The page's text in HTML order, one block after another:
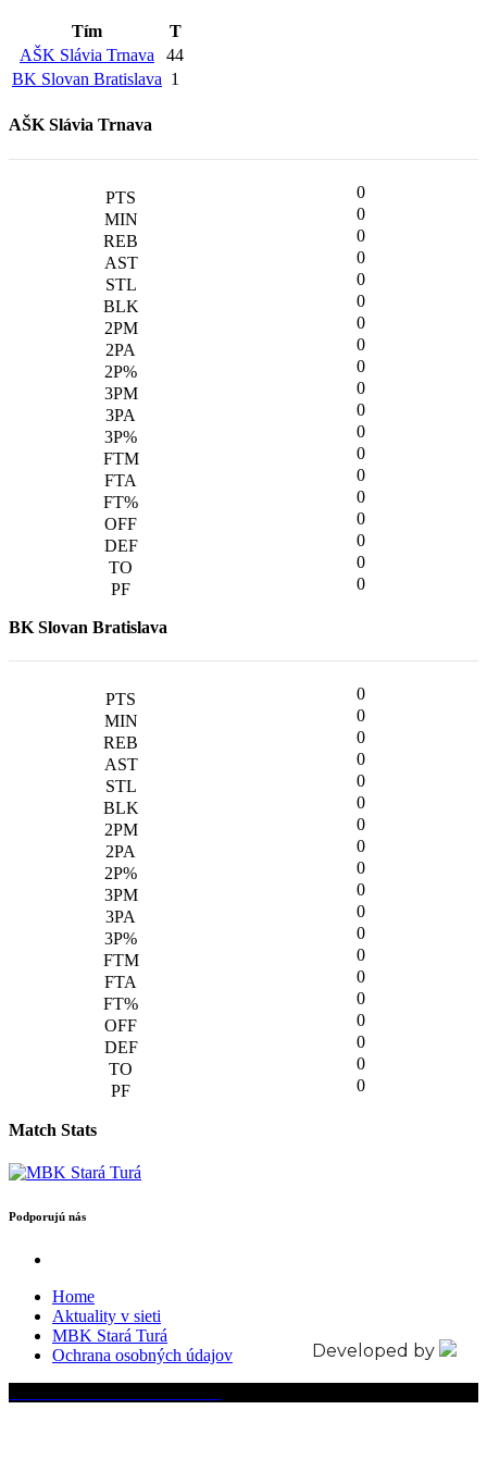
Tím
T
AŠK Slávia Trnava
44
BK Slovan Bratislava 1
AŠK Slávia Trnava
0
0
0
0
0
0
0
0
0
0
0
0
0
0
0
0
0
0
0
BK Slovan Bratislava
0
0
0
0
0
0
0
0
0
0
0
0
0
0
0
0
0
0
0
Match Stats
Podporujú nás
Home
Aktuality v sieti
MBK Stará Turá
Ochrana osobných údajov
Developed by